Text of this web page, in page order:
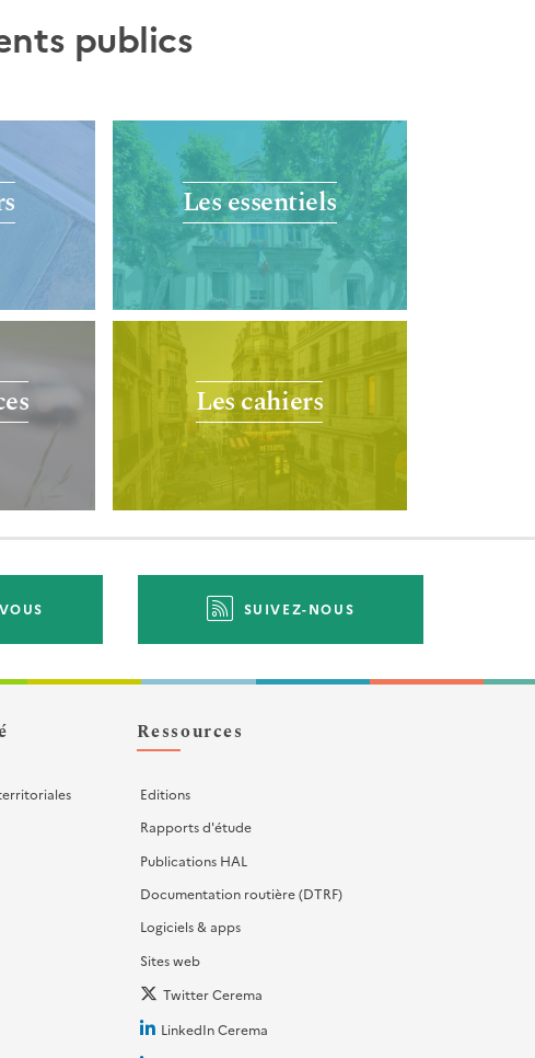
publics
Les essentiels
Les cahiers
SUIVEZ-NOUS
Ressources
Editions
Rapports d'étude
Publications HAL
Documentation routière (DTRF)
Logiciels & apps
Sites web
Twitter Cerema
LinkedIn Cerema